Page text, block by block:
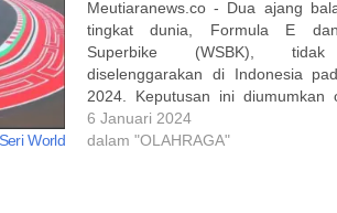
World
Meutiaranews.co - Dua ajang
tingkat dunia, Formula E
Superbike (WSBK),
diselenggarakan di Indonesia
2024. Keputusan ini diumumkan
pada 20 Oktober 2023, yang
untuk tidak menyertakan
6 Januari 2024
dalam "OLAHRAGA"